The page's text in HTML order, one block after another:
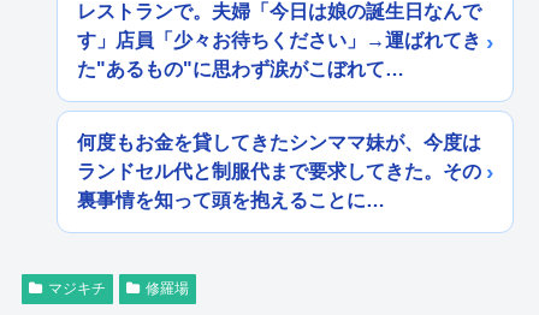
レストランで。夫婦「今日は娘の誕生日なんで
す」店員「少々お待ちください」→運ばれてき
た"あるもの"に思わず涙がこぼれて…
何度もお金を貸してきたシンママ妹が、今度は
ランドセル代と制服代まで要求してきた。その
裏事情を知って頭を抱えることに…
マジキチ 修羅場